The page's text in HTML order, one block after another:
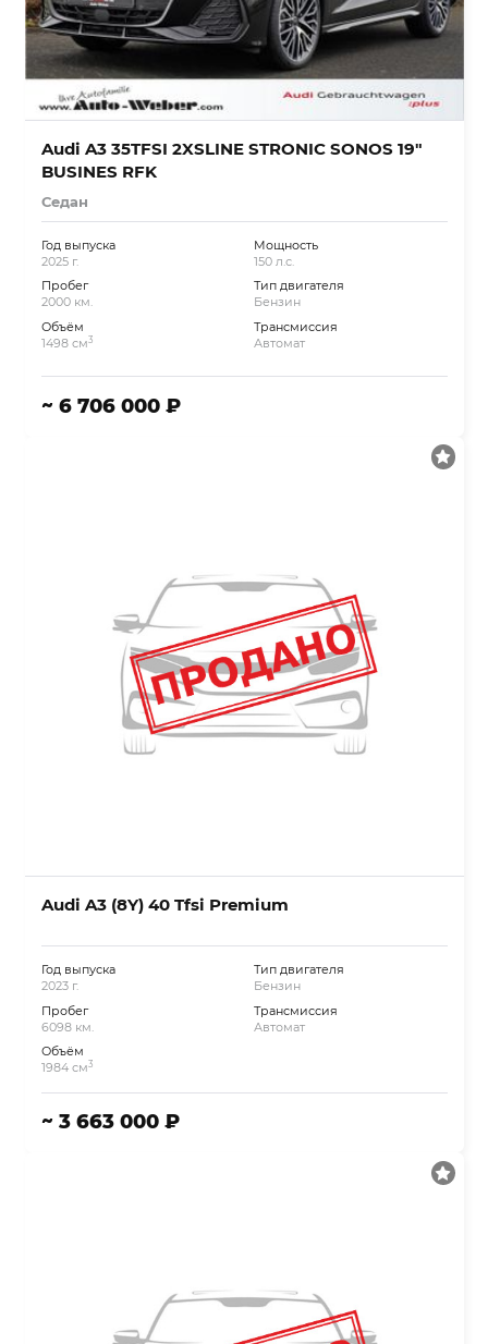
Audi A3 35TFSI 2XSLINE STRONIC SONOS 19″
BUSINES RFK
Седан
Год выпуска
2025 г.
Пробег
2000 км.
Объём
1498 см3
Мощность
150 л.с.
Тип двигателя
Бензин
Трансмиссия
Автомат
~ 6 706 000 ₽
Audi A3 (8Y) 40 Tfsi Premium
Год выпуска
2023 г.
Пробег
6098 км.
Объём
1984 см3
Тип двигателя
Бензин
Трансмиссия
Автомат
~ 3 663 000 ₽